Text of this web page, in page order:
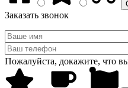
Заказать звонок
Пожалуйста, докажите, что